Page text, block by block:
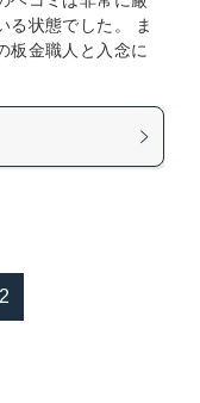
る状態でした。 ま
板金職人と入念に
2